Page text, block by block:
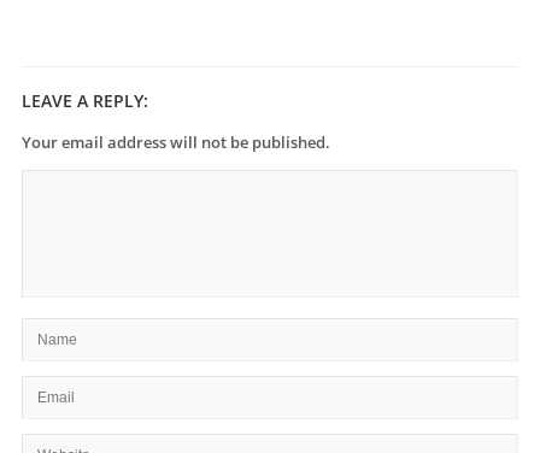
LEAVE A REPLY:
Your email address will not be published.